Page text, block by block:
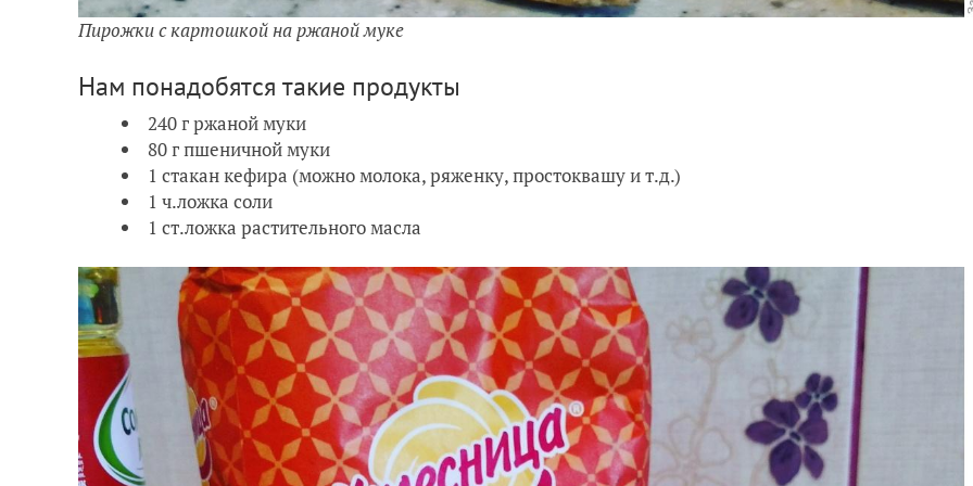
Пирожки с картошкой на ржаной муке
Нам понадобятся такие продукты
240 г ржаной муки
80 г пшеничной муки
1 стакан кефира (можно молока, ряженку, простоквашу и т.д.)
1 ч.ложка соли
1 ст.ложка растительного масла